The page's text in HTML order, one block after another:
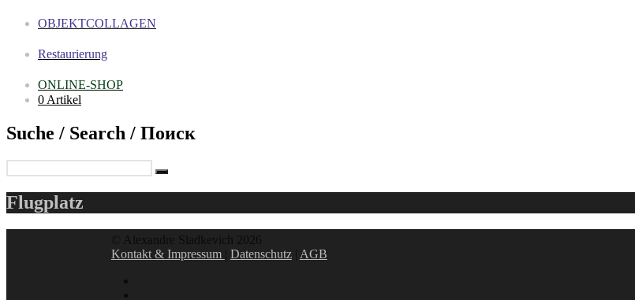
OBJEKTCOLLAGEN
Restaurierung
ONLINE-SHOP
0 Artikel
Suche / Search / Поиск
Flugplatz
Kontakt & Impressum
Datenschutz| AGB